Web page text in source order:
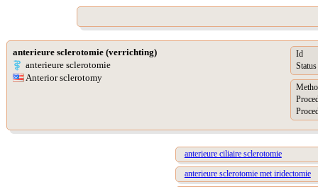
anterieure sclerotomie (verrichting)
anterieure sclerotomie
Anterior sclerotomy
Id
Status
anterieure ciliaire sclerotomie
anterieure sclerotomie met iridectomie